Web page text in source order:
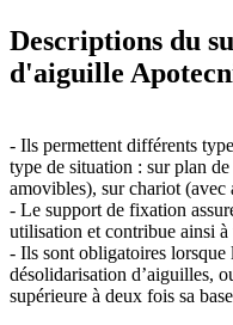
Descriptions du
d'aiguille
- Ils permettent différents
type de situation : sur plan
amovibles), sur chariot
- Le support de fixation
utilisation et contribue ainsi à
- Ils sont obligatoires lorsque
désolidarisation d’aiguilles,
supérieure à deux fois sa